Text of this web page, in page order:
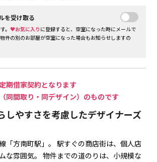
を受け取る
。♥お気に入り に登録すると、空室になった時にメールで
件の別のお部屋が空室になった場合もお知らせしますの
期借家契約となります
同間取り・同デザイン）のものです
しやすさを考慮したデザイナーズ
「方南町駅」。 駅すぐの商店街は、個人店
な雰囲気。 物件までの道のりは、小規模な